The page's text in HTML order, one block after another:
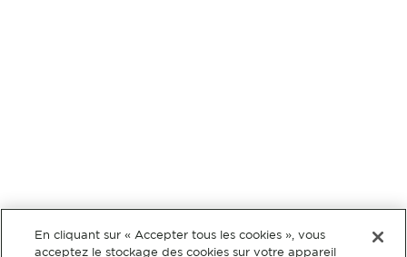
En cliquant sur « Accepter tous les cookies », vous
acceptez le stockage des cookies sur votre appareil